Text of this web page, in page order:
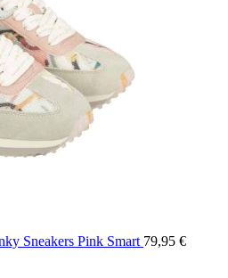
Sneakers Pink Smart 79,95 €